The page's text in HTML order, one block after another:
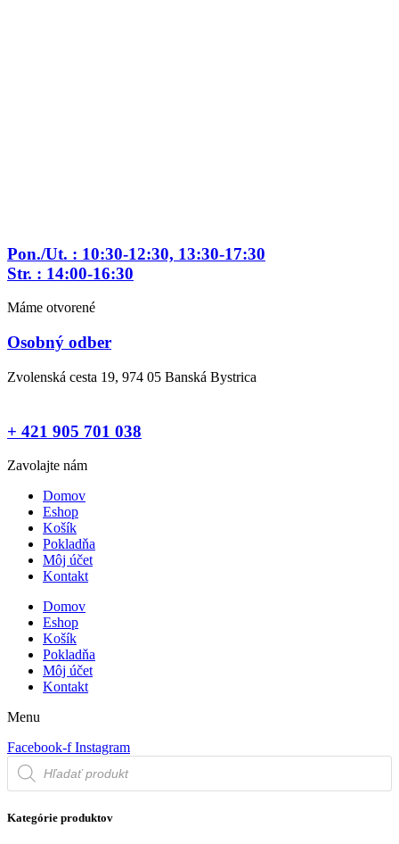
Pon./Ut. : 10:30-12:30, 13:30-17:30
Str. : 14:00-16:30
Máme otvorené
Osobný odber
Zvolenská cesta 19, 974 05 Banská Bystrica
+ 421 905 701 038
Zavolajte nám
Domov
Eshop
Košík
Pokladňa
Môj účet
Kontakt
Domov
Eshop
Košík
Pokladňa
Môj účet
Kontakt
Menu
Facebook-f Instagram
Products
search
Kategórie produktov